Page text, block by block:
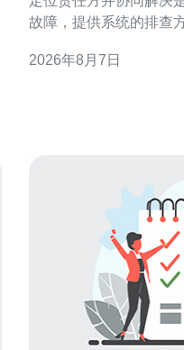
故障，提供系统的排查
时间内恢复访问。 1. 初步信息与证据收集 首先收集故
2026年8月7日